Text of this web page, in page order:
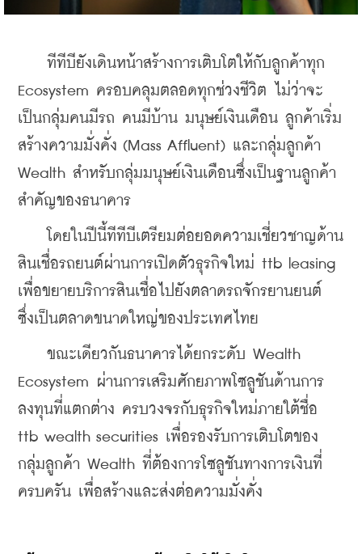
ทีทีบียังเดินหน้าสร้างการเติบโตให้กับลูกค้าทุก
Ecosystem ครอบคลุมตลอดทุกช่วงชีวิต ไม่ว่าจะ
เป็นกลุ่มคนมีรถ คนมีบ้าน มนุษย์เงินเดือน ลูกค้าเริ่ม
สร้างความมั่งคั่ง (Mass Affluent) และกลุ่มลูกค้า
Wealth สำหรับกลุ่มมนุษย์เงินเดือนซึ่งเป็นฐานลูกค้า
สำคัญของธนาคาร
โดยในปีนี้ทีทีบีเตรียมต่อยอดความเชี่ยวชาญด้าน
สินเชื่อรถยนต์ผ่านการเปิดตัวธุรกิจใหม่ ttb leasing
เพื่อขยายบริการสินเชื่อไปยังตลาดรถจักรยานยนต์
ซึ่งเป็นตลาดขนาดใหญ่ของประเทศไทย
ขณะเดียวกันธนาคารได้ยกระดับ Wealth
Ecosystem ผ่านการเสริมศักยภาพโซลูชันด้านการ
ลงทุนที่แตกต่าง ครบวงจรกับธุรกิจใหม่ภายใต้ชื่อ
ttb wealth securities เพื่อรองรับการเติบโตของ
กลุ่มลูกค้า Wealth ที่ต้องการโซลูชันทางการเงินที่
ครบครัน เพื่อสร้างและส่งต่อความมั่งคั่ง